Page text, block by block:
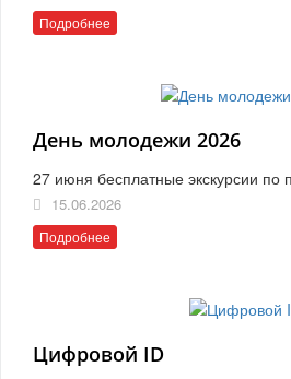
Подробнее
День молодежи 2026
27 июня бесплатные экскурсии по
15.06.2026
Подробнее
Цифровой ID